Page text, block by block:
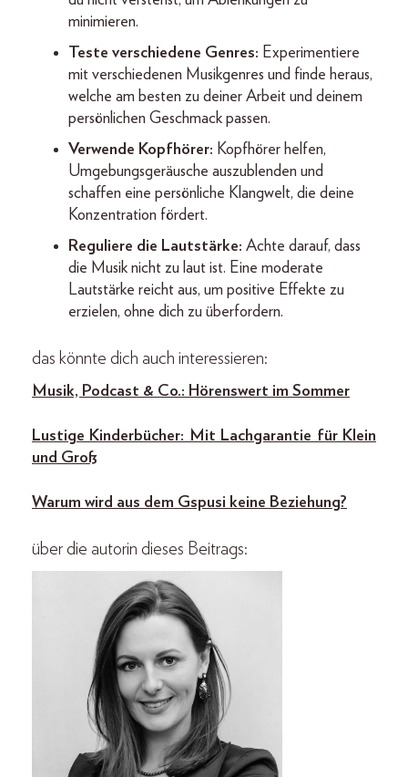
minimieren.
Teste verschiedene Genres: Experimentiere
mit verschiedenen Musikgenres und finde heraus,
welche am besten zu deiner Arbeit und deinem
persönlichen Geschmack passen.
Verwende Kopfhörer: Kopfhörer helfen,
Umgebungsgeräusche auszublenden und
schaffen eine persönliche Klangwelt, die deine
Konzentration fördert.
Reguliere die Lautstärke: Achte darauf, dass
die Musik nicht zu laut ist. Eine moderate
Lautstärke reicht aus, um positive Effekte zu
erzielen, ohne dich zu überfordern.
das könnte dich auch interessieren:
Musik, Podcast & Co.: Hörenswert im Sommer
Lustige Kinderbücher: Mit Lachgarantie für Klein
und Groß
Warum wird aus dem Gspusi keine Beziehung?
über die autorin dieses Beitrags: